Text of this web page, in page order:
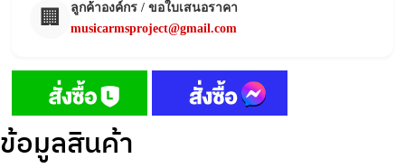
🏢
ลูกค้าองค์กร / ขอใบเสนอราคา
musicarmsproject@gmail.com
ข้อมูลสินค้า